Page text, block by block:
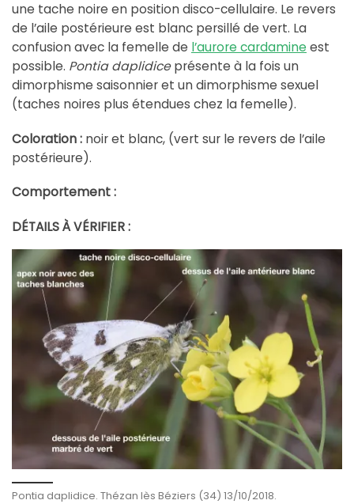
une tache noire en position disco-cellulaire. Le revers
de l’aile postérieure est blanc persillé de vert. La
confusion avec la femelle de l’aurore cardamine est
possible. Pontia daplidiceprésente à la fois un
dimorphisme saisonnier et un dimorphisme sexuel
(taches noires plus étendues chez la femelle).
Coloration : noir et blanc, (vert sur le revers de l’aile
postérieure).
Comportement :
DÉTAILS À VÉRIFIER :
Pontia daplidice. Thézan lès Béziers (34) 13/10/2018.